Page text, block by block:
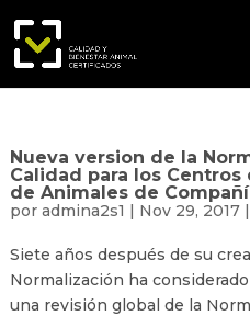
Nueva version de la
Calidad para los
de Animales de
por admina2s1 | Nov 29, 2017|
Siete años después de su
Normalización ha
una revisión global de la